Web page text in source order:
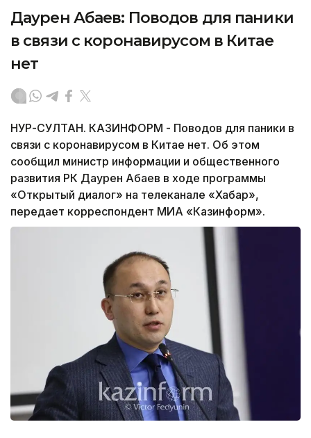
Даурен Абаев: Поводов для паники
в связи с коронавирусом в Китае
нет
НУР-СУЛТАН. КАЗИНФОРМ - Поводов для паники в
связи с коронавирусом в Китае нет. Об этом
сообщил министр информации и общественного
развития РК Даурен Абаев в ходе программы
«Открытый диалог» на телеканале «Хабар»,
передает корреспондент МИА «Казинформ».